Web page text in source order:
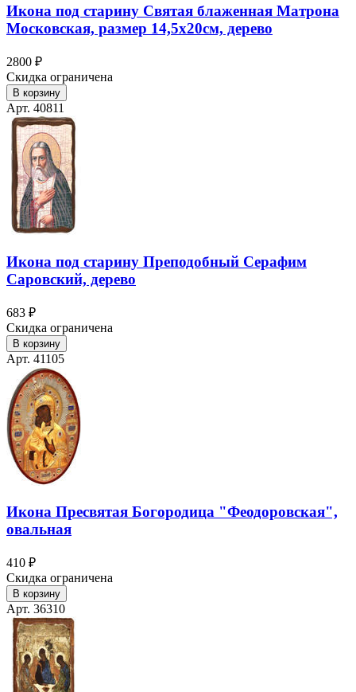
Икона под старину Святая блаженная Матрона
Московская, размер 14,5х20см, дерево
2800 ₽
Скидка ограничена
В корзину
Арт. 40811
Икона под старину Преподобный Серафим
Саровский, дерево
683 ₽
Скидка ограничена
В корзину
Арт. 41105
Икона Пресвятая Богородица "Феодоровская",
овальная
410 ₽
Скидка ограничена
В корзину
Арт. 36310